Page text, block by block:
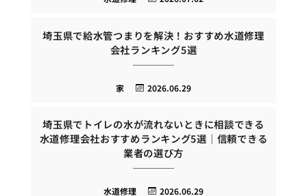
埼玉県で給水管つまりを解決！おすすめ水道修理
会社ランキング5選
2026.06.29
家
埼玉県でトイレの水が流れないときに相談できる
水道修理会社おすすめランキング5選｜信頼できる
業者の選び方
2026.06.29
水道修理